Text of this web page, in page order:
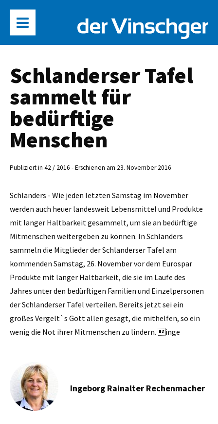
Schlanderser Tafel
sammelt für
bedürftige
Menschen
Publiziert in 42 / 2016 - Erschienen am 23. November 2016
Schlanders - Wie jeden letzten Samstag im November
werden auch heuer landesweit Lebensmittel und Produkte
mit langer Haltbarkeit gesammelt, um sie an bedürftige
Mitmenschen weitergeben zu können. In Schlanders
sammeln die Mitglieder der Schlanderser Tafel am
kommenden Samstag, 26. November vor dem Eurospar
Produkte mit langer Haltbarkeit, die sie im Laufe des
Jahres unter den bedürftigen Familien und Einzelpersonen
der Schlanderser Tafel verteilen. Bereits jetzt sei ein
großes Vergelt`s Gott allen gesagt, die mithelfen, so ein
wenig die Not ihrer Mitmenschen zu lindern. inge
Ingeborg Rainalter Rechenmacher